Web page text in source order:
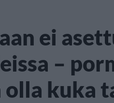
ei
–
olla kuka